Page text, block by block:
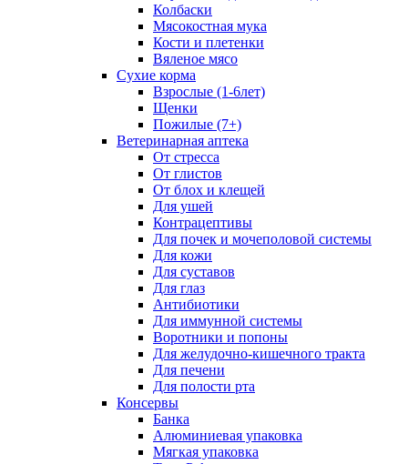
Колбаски
Мясокостная мука
Кости и плетенки
Вяленое мясо
Сухие корма
Взрослые (1-6лет)
Щенки
Пожилые (7+)
Ветеринарная аптека
От стресса
От глистов
От блох и клещей
Для ушей
Контрацептивы
Для почек и мочеполовой системы
Для кожи
Для суставов
Для глаз
Антибиотики
Для иммунной системы
Воротники и попоны
Для желудочно-кишечного тракта
Для печени
Для полости рта
Консервы
Банка
Алюминиевая упаковка
Мягкая упаковка